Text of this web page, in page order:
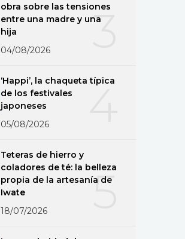
3
obra sobre las tensiones
entre una madre y una
hija
04/08/2026
4
‘Happi’, la chaqueta típica
de los festivales
japoneses
05/08/2026
5
Teteras de hierro y
coladores de té: la belleza
propia de la artesanía de
Iwate
18/07/2026